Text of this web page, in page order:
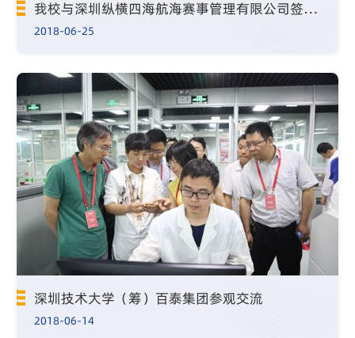
我校与深圳纵横四海航海赛事管理有限公司签署校企合作协议
2018-06-25
深圳技术大学（筹）百泰集团参观交流
2018-06-14